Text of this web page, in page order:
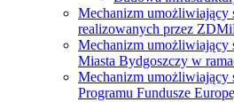
Mechanizm umożliwiający
realizowanych przez
Mechanizm umożliwiający
Miasta Bydgoszczy w
Mechanizm umożliwiający
Programu Fundusze